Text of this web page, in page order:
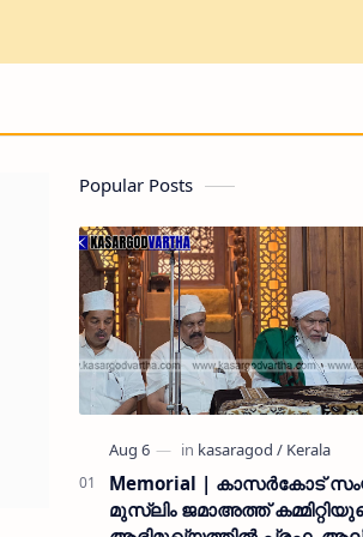
Popular Posts
Memorial | കാസർകോട്
മുസ്ലിം ജമാഅത്ത്